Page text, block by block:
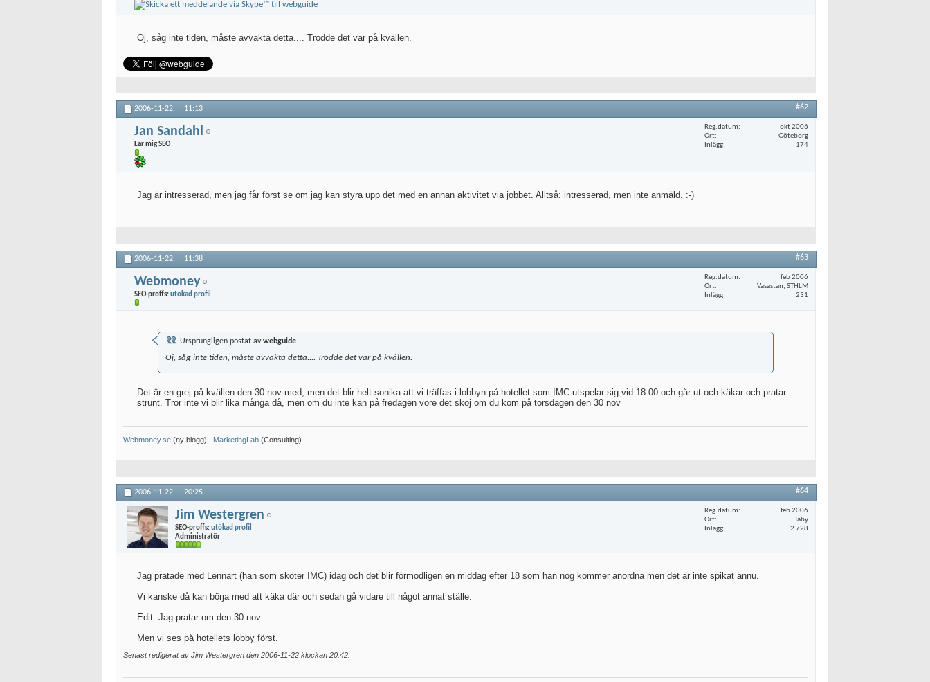
Oj, såg inte tiden, måste avvakta detta.... Trodde det var på kvällen.
2006-11-22, 11:13 #62
Jan Sandahl
Lär mig SEO
Reg.datum
okt 2006
Ort
Göteborg
Inlägg
174
Jag är intresserad, men jag får först se om jag kan styra upp det med en annan aktivitet via jobbet. Alltså: intresserad, men inte anmäld. :-)
2006-11-22, 11:38 #63
Webmoney
SEO-proffs:utökad profil
Reg.datum
feb 2006
Ort
Vasastan, STHLM
Inlägg
231
Ursprungligen postat avwebguide
Oj, såg inte tiden, måste avvakta detta.... Trodde det var på kvällen.
Det är en grej på kvällen den 30 nov med, men det blir helt sonika att vi träffas i lobbyn på hotellet som IMC utspelar sig vid 18.00 och går ut och käkar och pratar
strunt. Tror inte vi blir lika många då, men om du inte kan på fredagen vore det skoj om du kom på torsdagen den 30 nov
Webmoney.se (ny blogg) | MarketingLab (Consulting)
2006-11-22, 20:25 #64
Jim Westergren
SEO-proffs:utökad profil
Administratör
Reg.datum
feb 2006
Ort
Täby
Inlägg
2 728
Jag pratade med Lennart (han som sköter IMC) idag och det blir förmodligen en middag efter 18 som han nog kommer anordna men det är inte spikat ännu.
Vi kanske då kan börja med att käka där och sedan gå vidare till något annat ställe.
Edit: Jag pratar om den 30 nov.
Men vi ses på hotellets lobby först.
Senast redigerat av Jim Westergren den 2006-11-22 klockan 20:42